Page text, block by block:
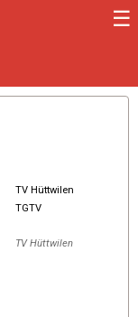
☰
TV Hüttwilen
TGTV
TV Hüttwilen